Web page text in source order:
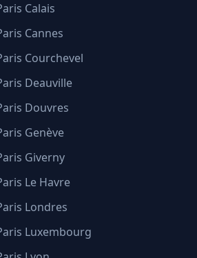
Calais
Cannes
Courchevel
Deauville
Douvres
Genève
Giverny
Le Havre
Londres
Luxembourg